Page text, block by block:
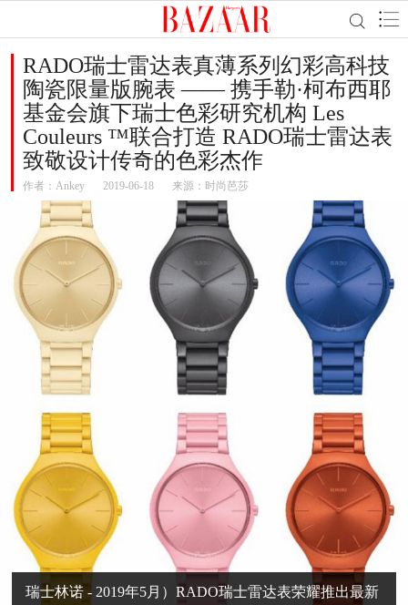
RADO瑞士雷达表真薄系列幻彩高科技
陶瓷限量版腕表 —— 携手勒·柯布西耶
基金会旗下瑞士色彩研究机构 Les
Couleurs ™联合打造 RADO瑞士雷达表
致敬设计传奇的色彩杰作
作者： Ankey 2019-06-18 来源：时尚芭莎
瑞士林诺 - 2019年5月）RADO瑞士雷达表荣耀推出最新